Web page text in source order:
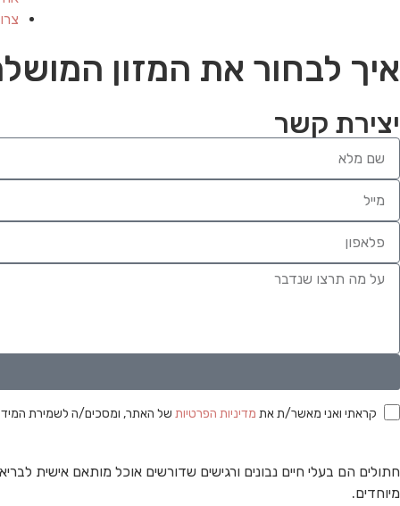
איך לבחור את המזון
יצירת קשר
קראתי ואני מאשר/ת את מדיניות הפרטיות של האתר, ומסכים/ה לשמירת המידע
חתולים הם בעלי חיים נבונים ורגישים שדורשים אוכל מותאם אישית
מיוחדים.